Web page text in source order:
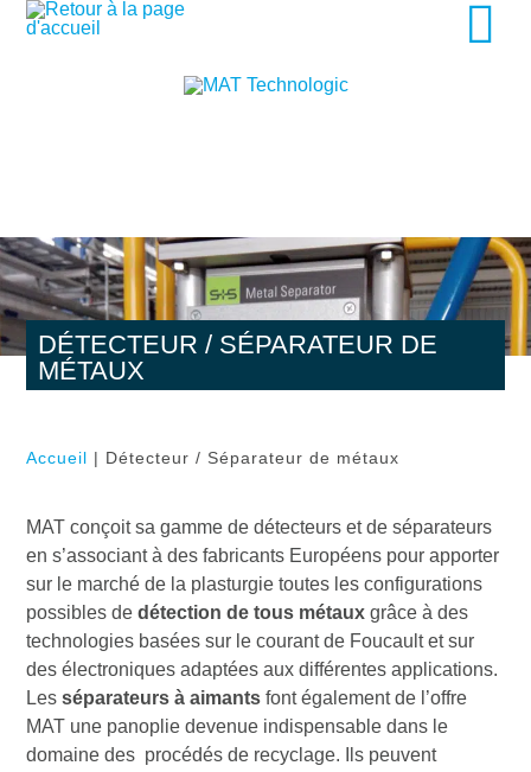
DÉTECTEUR / SÉPARATEUR DE
MÉTAUX
Accueil | Détecteur / Séparateur de métaux
MAT conçoit sa gamme de détecteurs et de séparateurs
en s’associant à des fabricants Européens pour apporter
sur le marché de la plasturgie toutes les configurations
possibles dedétection de tous métaux grâce à des
technologies basées sur le courant de Foucault et sur
des électroniques adaptées aux différentes applications.
Lesséparateurs à aimants font également de l’offre
MAT une panoplie devenue indispensable dans le
domaine des procédés de recyclage. Ils peuvent